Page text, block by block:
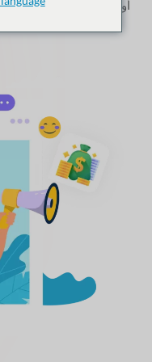
أو التكنولوجيا أو
التجارة